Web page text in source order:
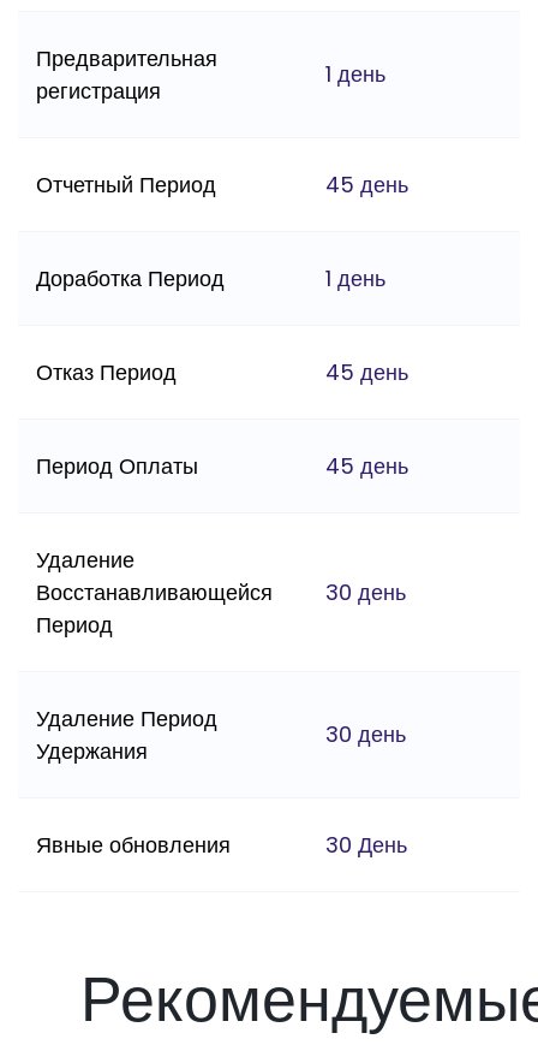
Предварительная
регистрация
1 день
Отчетный Период 45 день
Доработка Период 1 день
Отказ Период 45 день
Период Оплаты 45 день
Удаление
Восстанавливающейся
Период
30 день
Удаление Период
Удержания
30 день
Явные обновления 30 День